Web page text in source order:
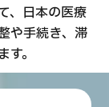
総合病院）
、日本の医療
や手続き、滞
。